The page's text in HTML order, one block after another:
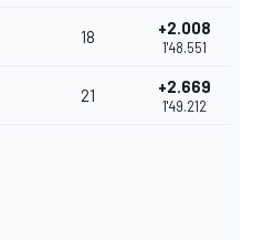
18 +2.008
1'48.551
21 +2.669
1'49.212